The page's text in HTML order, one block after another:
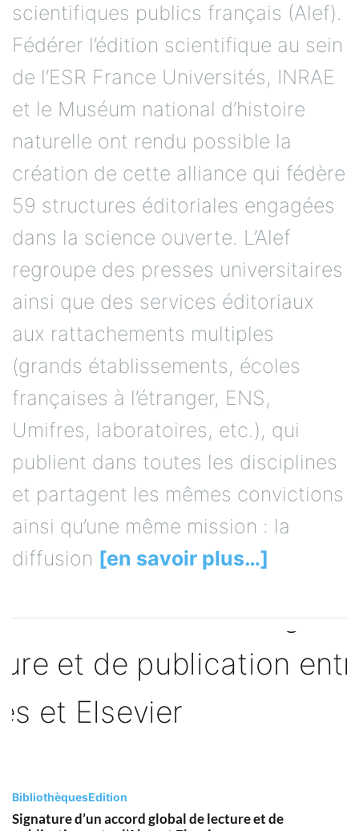
scientifiques publics français (Alef).
Fédérer l’édition scientifique au sein
de l’ESR France Universités, INRAE
et le Muséum national d’histoire
naturelle ont rendu possible la
création de cette alliance qui fédère
59 structures éditoriales engagées
dans la science ouverte. L’Alef
regroupe des presses universitaires
ainsi que des services éditoriaux
aux rattachements multiples
(grands établissements, écoles
françaises à l’étranger, ENS,
Umifres, laboratoires, etc.), qui
publient dans toutes les disciplines
et partagent les mêmes convictions
ainsi qu’une même mission : la
diffusion [en savoir plus…]
BibliothèquesEdition
Signature d’un accord global de lecture et de